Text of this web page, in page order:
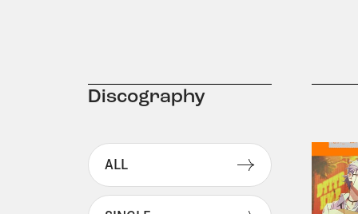
Discography
ALL